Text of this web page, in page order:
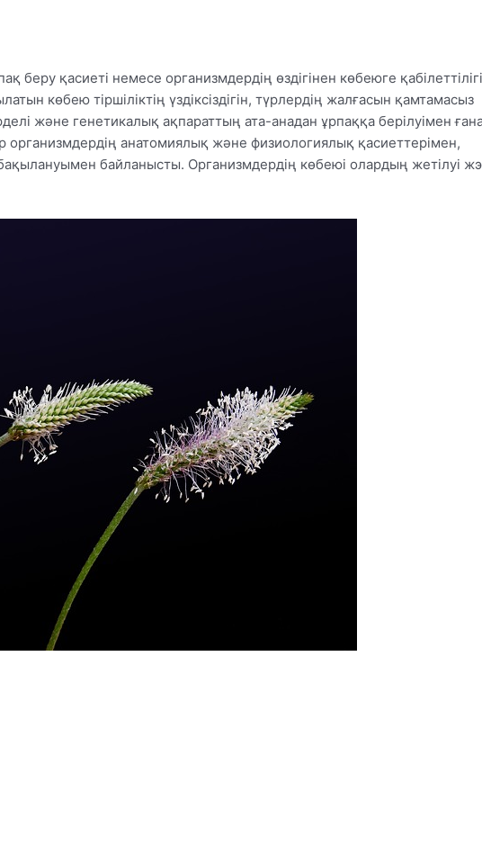
беру қасиеті немесе организмдердің өздігінен көбеюге
көбею тіршіліктің үздіксіздігін, түрлердің жалғасын қамтамасыз
және генетикалық ақпараттың ата-анадан ұрпаққа берілуімен
анатомиялық және физиологиялық қасиеттерімен,
байланысты. Организмдердің көбеюі олардың жетілуі